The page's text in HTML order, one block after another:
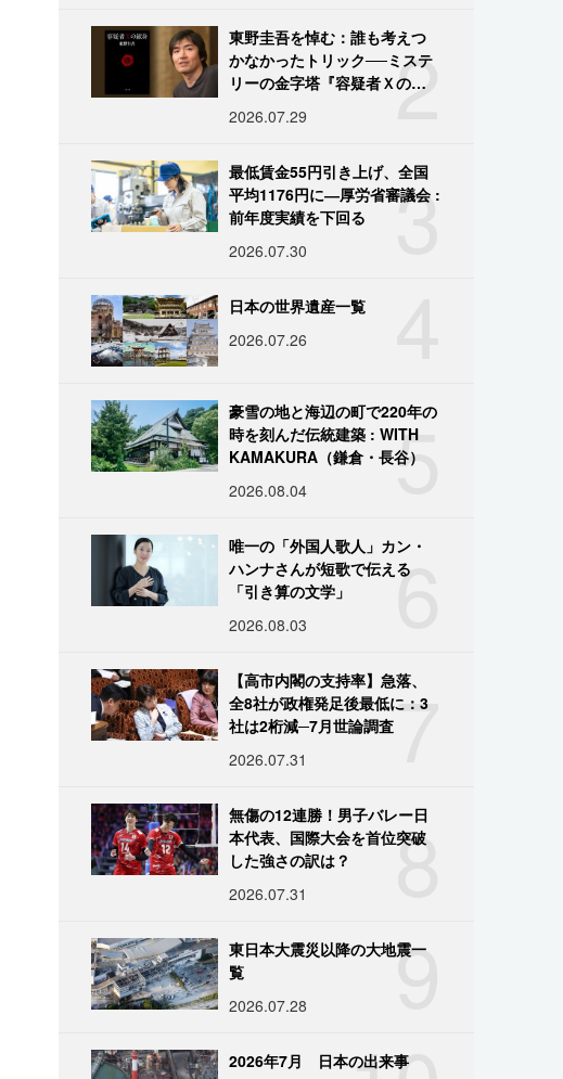
2
東野圭吾を悼む：誰も考えつ
かなかったトリック──ミステ
リーの金字塔『容疑者Ｘの献
2026.07.29
3
最低賃金55円引き上げ、全国
平均1176円に―厚労省審議会 :
前年度実績を下回る
2026.07.30
日本の世界遺産一覧
2026.07.26
5
豪雪の地と海辺の町で220年の
時を刻んだ伝統建築 : WITH
KAMAKURA（鎌倉・長谷）
2026.08.04
6
唯一の「外国人歌人」カン・
ハンナさんが短歌で伝える
「引き算の文学」
2026.08.03
7
【高市内閣の支持率】急落、
全8社が政権発足後最低に：3
社は2桁減─7月世論調査
2026.07.31
8
無傷の12連勝！男子バレー日
本代表、国際大会を首位突破
した強さの訳は？
2026.07.31
9
東日本大震災以降の大地震一
覧
2026.07.28
2026年7月 日本の出来事